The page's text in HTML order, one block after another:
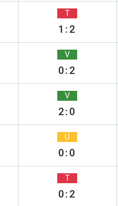
T
1:2
V
0:2
V
2:0
U
0:0
T
0:2